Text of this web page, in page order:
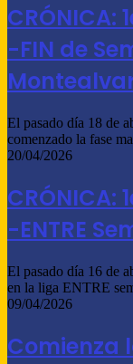
CRÓNICA:
-FIN de
El pasado día 18 de
comenzado la fase
20/04/2026
CRÓNICA:
-ENTRE
El pasado día 16 de
en la liga ENTRE
09/04/2026
Comienza